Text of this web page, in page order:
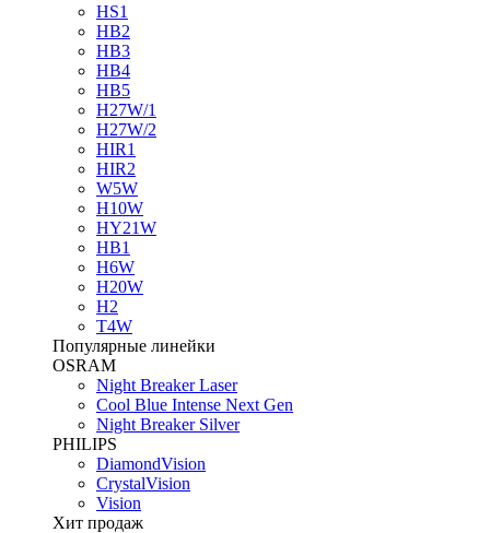
HS1
HB2
HB3
HB4
HB5
H27W/1
H27W/2
HIR1
HIR2
W5W
H10W
HY21W
HB1
H6W
H20W
H2
T4W
Популярные линейки
OSRAM
Night Breaker Laser
Cool Blue Intense Next Gen
Night Breaker Silver
PHILIPS
DiamondVision
CrystalVision
Vision
Хит продаж